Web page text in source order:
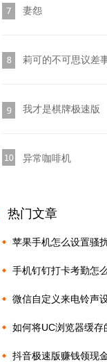
妻怨
莉可的不可思议差
我才是棋牌极速版
异常咖啡机
热门文章
苹果手机怎么设置骚
手机钉钉打卡考勤怎
微信自定义来电铃声
如何将UC浏览器缓存
抖音极速版赚钱领现